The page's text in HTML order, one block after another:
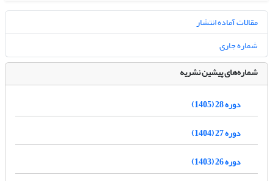
مقالات آماده انتشار
شماره جاری
شماره‌های پیشین نشریه
دوره 28 (1405)
دوره 27 (1404)
دوره 26 (1403)